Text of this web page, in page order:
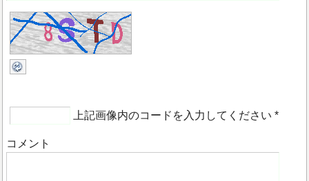
上記画像内のコードを入力してください *
コメント